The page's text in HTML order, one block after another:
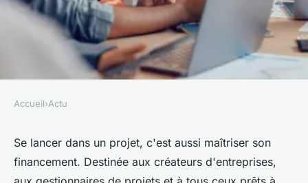
Formation financement de
projet : à qui s'adresse ce type
Accueil›Actu
Se lancer dans un projet, c'est aussi maîtriser son
financement. Destinée aux créateurs d'entreprises,